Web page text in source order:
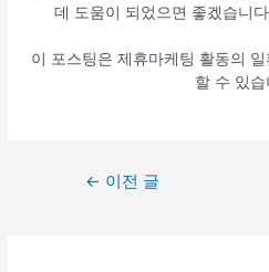
데 도움이 되었으면 좋겠습니
이 포스팅은 제휴마케팅 활동의
할 수 있습
← 이전 글